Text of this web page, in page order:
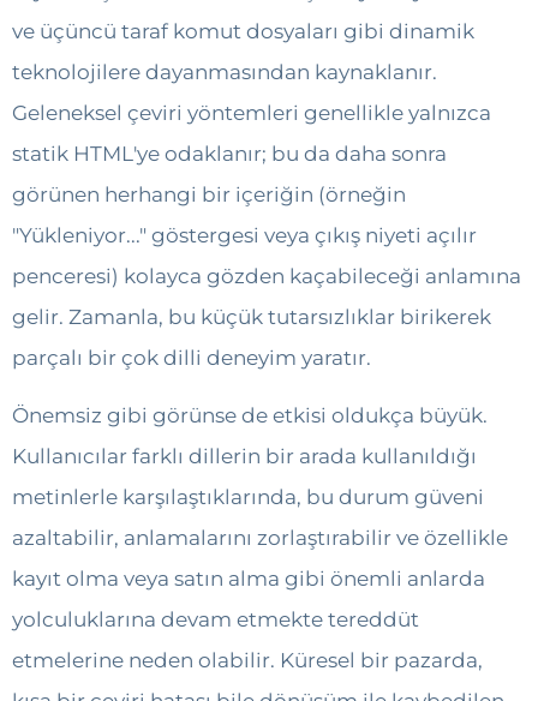
ve üçüncü taraf komut dosyaları gibi dinamik
teknolojilere dayanmasından kaynaklanır.
Geleneksel çeviri yöntemleri genellikle yalnızca
statik HTML'ye odaklanır; bu da daha sonra
görünen herhangi bir içeriğin (örneğin
"Yükleniyor..." göstergesi veya çıkış niyeti açılır
penceresi) kolayca gözden kaçabileceği anlamına
gelir. Zamanla, bu küçük tutarsızlıklar birikerek
parçalı bir çok dilli deneyim yaratır.
Önemsiz gibi görünse de etkisi oldukça büyük.
Kullanıcılar farklı dillerin bir arada kullanıldığı
metinlerle karşılaştıklarında, bu durum güveni
azaltabilir, anlamalarını zorlaştırabilir ve özellikle
kayıt olma veya satın alma gibi önemli anlarda
yolculuklarına devam etmekte tereddüt
etmelerine neden olabilir. Küresel bir pazarda,